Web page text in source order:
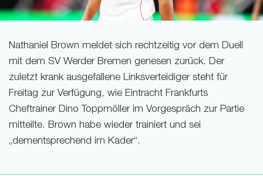
Nathaniel Brown meldet sich rechtzeitig vor dem Duell
mit dem SV Werder Bremen genesen zurück. Der
zuletzt krank ausgefallene Linksverteidiger steht für
Freitag zur Verfügung, wie Eintracht Frankfurts
Cheftrainer Dino Toppmöller im Vorgespräch zur Partie
mitteilte. Brown habe wieder trainiert und sei
„dementsprechend im Kader“.